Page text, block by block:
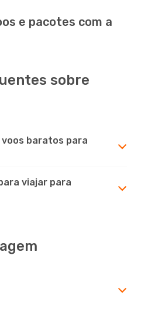
e pacotes com a
sobre
baratos para
viajar para